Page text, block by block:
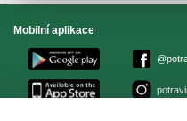
Mobilní aplikace